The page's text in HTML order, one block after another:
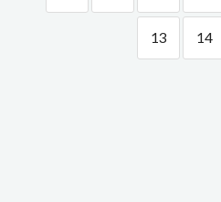
13 14